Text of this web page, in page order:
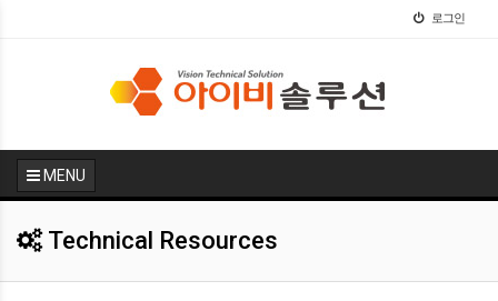
로그인
MENU
Technical Resources